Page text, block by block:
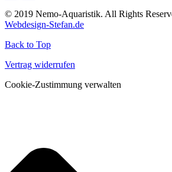
© 2019 Nemo-Aquaristik. All Rights
Webdesign-Stefan.de
Back to Top
Vertrag widerrufen
Cookie-Zustimmung verwalten